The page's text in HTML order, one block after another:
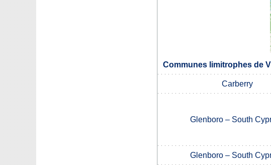
Communes limitrophes de
Carberry
Glenboro – South
Glenboro – South